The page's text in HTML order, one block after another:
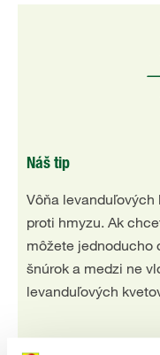
Náš tip
Vôňa levanduľových
proti hmyzu. Ak
môžete jednoducho
šnúrok a medzi ne
levanduľových